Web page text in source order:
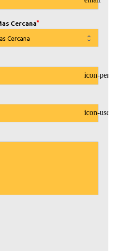
Cercana
icon-pencil
icon-user